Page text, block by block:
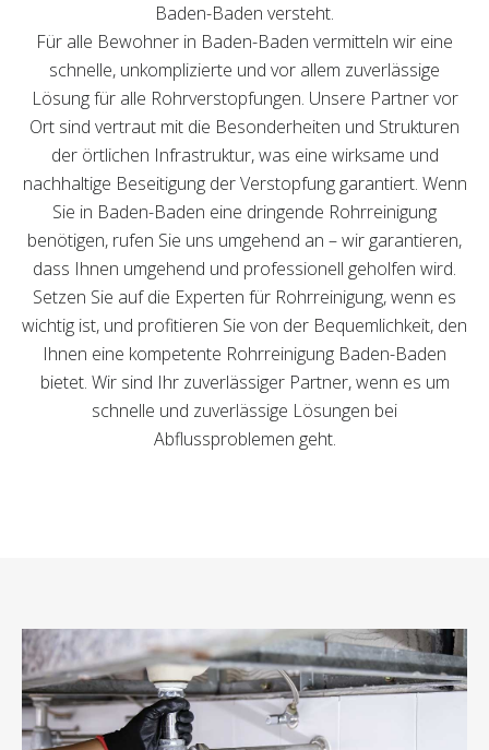
Baden-Baden versteht.
Für alle Bewohner in Baden-Baden vermitteln wir eine
schnelle, unkomplizierte und vor allem zuverlässige
Lösung für alle Rohrverstopfungen. Unsere Partner vor
Ort sind vertraut mit die Besonderheiten und Strukturen
der örtlichen Infrastruktur, was eine wirksame und
nachhaltige Beseitigung der Verstopfung garantiert. Wenn
Sie in Baden-Baden eine dringende Rohrreinigung
benötigen, rufen Sie uns umgehend an – wir garantieren,
dass Ihnen umgehend und professionell geholfen wird.
Setzen Sie auf die Experten für Rohrreinigung, wenn es
wichtig ist, und profitieren Sie von der Bequemlichkeit, den
Ihnen eine kompetente Rohrreinigung Baden-Baden
bietet. Wir sind Ihr zuverlässiger Partner, wenn es um
schnelle und zuverlässige Lösungen bei
Abflussproblemen geht.